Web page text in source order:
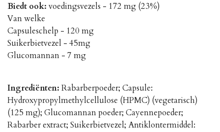
Biedt ook: voedingsvezels - 172 mg (23%)
Van welke
Capsuleschelp - 120 mg
Suikerbietvezel - 45mg
Glucomannan - 7 mg
Ingrediënten: Rabarberpoeder; Capsule:
Hydroxypropylmethylcellulose (HPMC) (vegetarisch)
(125 mg); Glucomannan poeder; Cayennepoeder;
Rabarber extract; Suikerbietvezel; Antiklontermiddel: